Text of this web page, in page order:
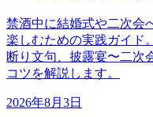
禁酒中に結婚式や二次会
楽しむための実践ガイド
断り文句、披露宴〜二次
コツを解説します。
2026年8月3日